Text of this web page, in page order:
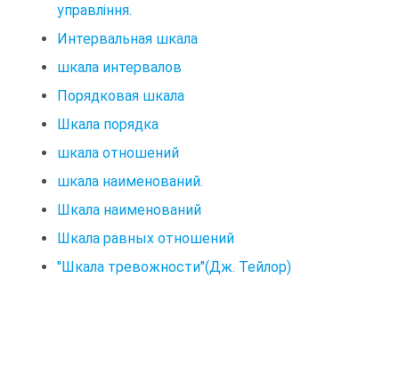
управління.
Интервальная шкала
шкала интервалов
Порядковая шкала
Шкала порядка
шкала отношений
шкала наименований.
Шкала наименований
Шкала равных отношений
"Шкала тревожности"(Дж. Тейлор)